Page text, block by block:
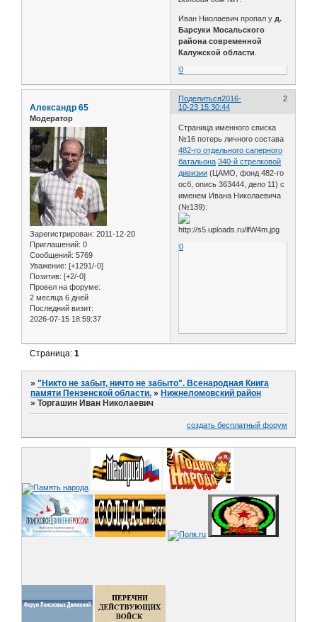
Иван Ниолаевич пропал у д.
Барсуки Мосальского
района современной
Калужской области
0
Поделиться 2
2016-
10-23 15:30:44
Александр 65
Модератор
Зарегистрирован: 2011-12-20
Приглашений: 0
Сообщений: 5769
Уважение: [+1291/-0]
Позитив: [+2/-0]
Провел на форуме:
2 месяца 6 дней
Последний визит:
2026-07-15 18:59:37
Страница именного списка
№16 потерь личного состава
482-го отдельного саперного
батальона 340-й стрелковой
дивизии (ЦАМО, фонд 482-го
осб, опись 363444, дело 11) с
именем Ивана Николаевича
(№139):
0
Страница:1
»"Никто не забыт, ничто не забыто". Всенародная Книга
памяти Пензенской области. »Нижнеломовский район
»Торгашин Иван Николаевич
создать бесплатный форум